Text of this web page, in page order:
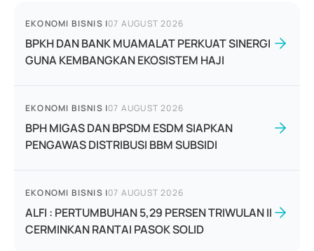
EKONOMI BISNIS |07 AUGUST 2026
BPKH DAN BANK MUAMALAT PERKUAT SINERGI
GUNA KEMBANGKAN EKOSISTEM HAJI
EKONOMI BISNIS |07 AUGUST 2026
BPH MIGAS DAN BPSDM ESDM SIAPKAN
PENGAWAS DISTRIBUSI BBM SUBSIDI
EKONOMI BISNIS |07 AUGUST 2026
ALFI : PERTUMBUHAN 5,29 PERSEN TRIWULAN II
CERMINKAN RANTAI PASOK SOLID